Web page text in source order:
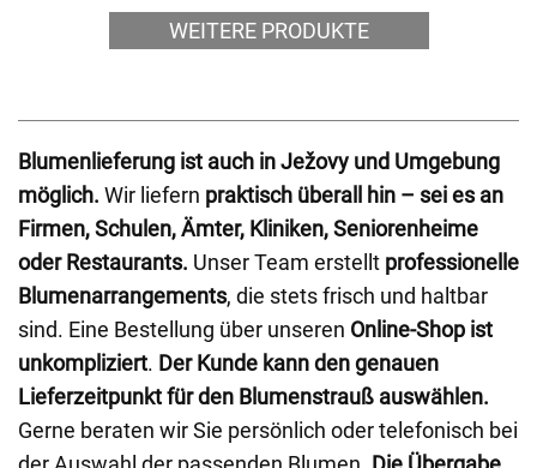
WEITERE PRODUKTE
Blumenlieferung ist auch in Ježovy und Umgebung
möglich. Wir liefern praktisch überall hin – sei es an
Firmen, Schulen, Ämter, Kliniken, Seniorenheime
oder Restaurants. Unser Team erstellt professionelle
Blumenarrangements, die stets frisch und haltbar
sind. Eine Bestellung über unseren Online-Shop ist
unkompliziert. Der Kunde kann den genauen
Lieferzeitpunkt für den Blumenstrauß auswählen.
Gerne beraten wir Sie persönlich oder telefonisch bei